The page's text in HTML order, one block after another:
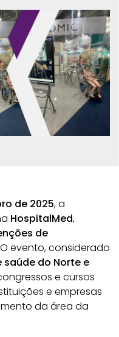
de 2025, a
HospitalMed,
de
evento, considerado
do Norte e
e cursos
e empresas
da área da